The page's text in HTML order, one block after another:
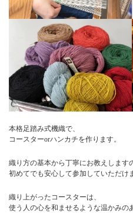
本格足踏み式機織で、
コースターorハンカチを作ります。
織り方の基本から丁寧にお教えします
初めてでも安心して参加していただけ
織り上がったコースターは、
使う人の心を和ませるような温かみの